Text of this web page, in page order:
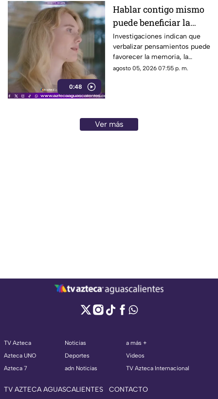
0:48
Hablar contigo mismo
puede beneficiar la
concentración y la
memoria
Investigaciones indican que
verbalizar pensamientos puede
favorecer la memoria, la
planificación y el manejo de
agosto 05, 2026 07:55 p. m.
Ver más
TV Azteca
Azteca UNO
Azteca 7
Noticias
Deportes
adn Noticias
a más +
Videos
TV Azteca Internacional
TV AZTECA AGUASCALIENTES CONTACTO